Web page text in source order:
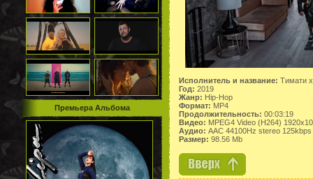
Премьера Альбома
Исполнитель и название: Тимати
Год: 2019
Жанр: Hip-Hop
Формат: MP4
Продолжительность: 00:03:19
Видео: MPEG4 Video (H264)
Аудио: AAC 44100Hz stereo 125kbps
Размер: 98.56 Mb